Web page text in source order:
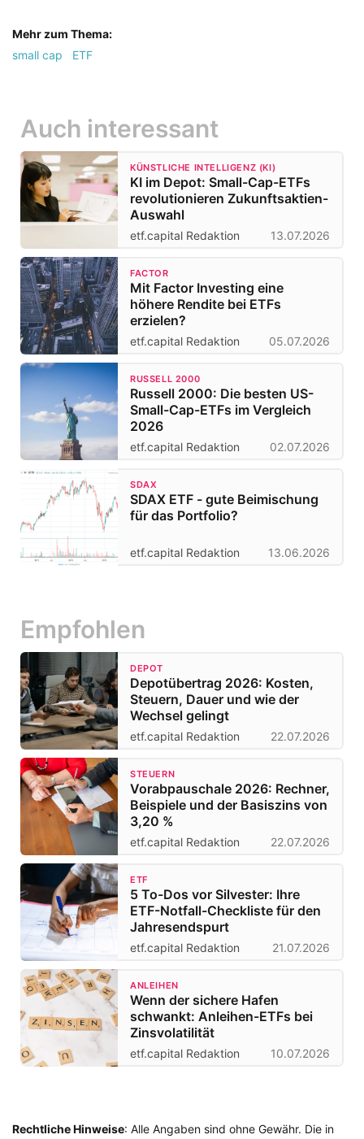
Mehr zum Thema:
small cap
ETF
Auch interessant
KÜNSTLICHE INTELLIGENZ (KI)
KI im Depot: Small-Cap-ETFs
revolutionieren Zukunftsaktien-
Auswahl
etf.capital Redaktion 13.07.2026
FACTOR
Mit Factor Investing eine
höhere Rendite bei ETFs
erzielen?
etf.capital Redaktion 05.07.2026
RUSSELL 2000
Russell 2000: Die besten US-
Small-Cap-ETFs im Vergleich
2026
etf.capital Redaktion 02.07.2026
SDAX
SDAX ETF - gute Beimischung
für das Portfolio?
etf.capital Redaktion 13.06.2026
Empfohlen
DEPOT
Depotübertrag 2026: Kosten,
Steuern, Dauer und wie der
Wechsel gelingt
etf.capital Redaktion 22.07.2026
STEUERN
Vorabpauschale 2026: Rechner,
Beispiele und der Basiszins von
3,20 %
etf.capital Redaktion 22.07.2026
ETF
5 To-Dos vor Silvester: Ihre
ETF-Notfall-Checkliste für den
Jahresendspurt
etf.capital Redaktion 21.07.2026
ANLEIHEN
Wenn der sichere Hafen
schwankt: Anleihen-ETFs bei
Zinsvolatilität
etf.capital Redaktion 10.07.2026
Rechtliche Hinweise: Alle Angaben sind ohne Gewähr. Die in